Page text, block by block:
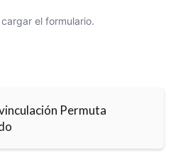
el formulario.
Permuta